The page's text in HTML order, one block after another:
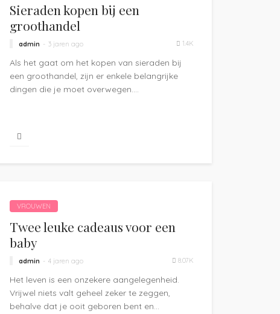
Sieraden kopen bij een
groothandel
admin 3 jaren ago 1.4K
Als het gaat om het kopen van sieraden bij
een groothandel, zijn er enkele belangrijke
dingen die je moet overwegen....
VROUWEN
Twee leuke cadeaus voor een
baby
admin 4 jaren ago 8.07K
Het leven is een onzekere aangelegenheid.
Vrijwel niets valt geheel zeker te zeggen,
behalve dat je ooit geboren bent en...